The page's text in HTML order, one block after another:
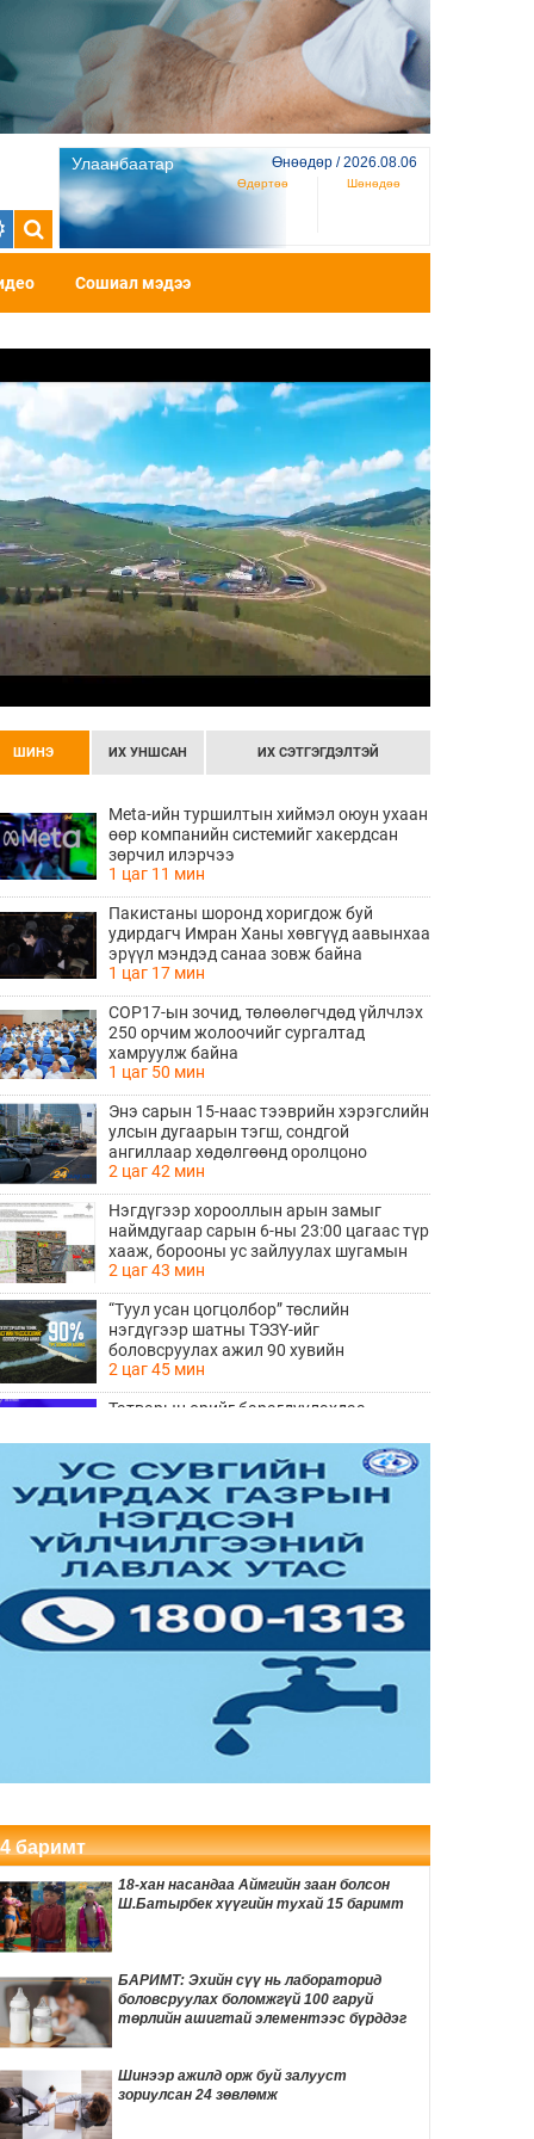
Улаанбаатар Өнөөдөр / 2026.08.06
Өдөртөө Шөнөдөө
Сошиал мэдээ
ШИНЭ ИХ УНШСАН ИХ СЭТГЭГДЭЛТЭЙ
Meta-ийн туршилтын хиймэл оюун ухаан
өөр компанийн системийг хакердсан
зөрчил илэрчээ
1 цаг 11 мин
Пакистаны шоронд хоригдож буй
удирдагч Имран Ханы хөвгүүд аавынхаа
эрүүл мэндэд санаа зовж байна
1 цаг 17 мин
COP17-ын зочид, төлөөлөгчдөд үйлчлэх
250 орчим жолоочийг сургалтад
хамруулж байна
1 цаг 50 мин
Энэ сарын 15-наас тээврийн хэрэгслийн
улсын дугаарын тэгш, сондгой
ангиллаар хөдөлгөөнд оролцоно
2 цаг 42 мин
Нэгдүгээр хорооллын арын замыг
наймдугаар сарын 6-ны 23:00 цагаас түр
хааж, борооны ус зайлуулах шугамын
хөндлөн сэтэлгээ хийнэ
2 цаг 43 мин
“Туул усан цогцолбор” төслийн
нэгдүгээр шатны ТЭЗҮ-ийг
боловсруулах ажил 90 хувийн
гүйцэтгэлтэй байна
2 цаг 45 мин
Татварын өрийг барагдуулахдаа
үлдээхээр хуульчилж, татварын
тайлангаа залруулах хугацааг хоёр жил
болгон сунгажээ
2 цаг 58 мин
Хятад АНУ-ын хориг арга хэмжээнд
хариу барьж, дроны экспортод
хязгаарлалт тавилаа
3 цаг 7 мин
FIFA-гийн удирдлагууд одоогийн
ерөнхийлөгч Инфантинод бүрэн
дэмжлэг үзүүлж, огцрох шаардлагыг
Лос-Анжелесын давирхайн нүхнээс
Мөстлөгийн үеийн шинэ мэлхийн төрөл
шууд дамжуулалтын үеэр буудуулан
амиа алджээ
5 цаг 12 мин
Өвөлжилтийн бэлтгэл ажлын хүрээнд
Шадар сайд Н.Номтойбаяр Дорноговь
аймагт ажиллав
Хуримын зочдын МЭДВЭЛ ЗОХИХ
бичигдээгүй дүрмүүд
Өнөөдөр автомашины тэгш улсын
дугаартай хэрэглэгчдэд бензин олгоно
баримт
18-хан насандаа Аймгийн заан болсон
Ш.Батырбек хүүгийн тухай 15 баримт
БАРИМТ: Эхийн сүү нь лабораторид
боловсруулах боломжгүй 100 гаруй
төрлийн ашигтай элементээс бүрддэг
Шинээр ажилд орж буй залууст
зориулсан 24 зөвлөмж